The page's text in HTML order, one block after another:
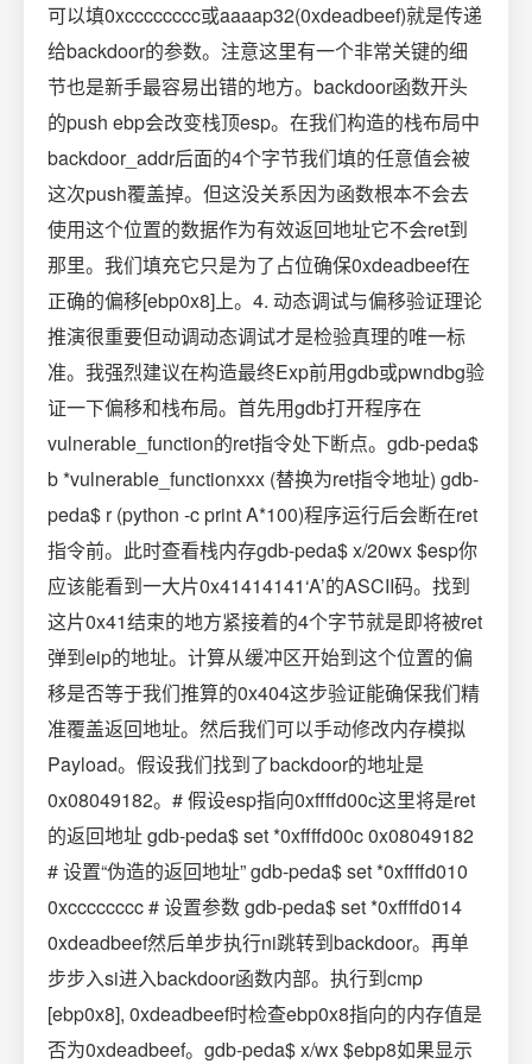
可以填0xcccccccc或aaaap32(0xdeadbeef)就是传递
给backdoor的参数。注意这里有一个非常关键的细
节也是新手最容易出错的地方。backdoor函数开头
的push ebp会改变栈顶esp。在我们构造的栈布局中
backdoor_addr后面的4个字节我们填的任意值会被
这次push覆盖掉。但这没关系因为函数根本不会去
使用这个位置的数据作为有效返回地址它不会ret到
那里。我们填充它只是为了占位确保0xdeadbeef在
正确的偏移[ebp0x8]上。4. 动态调试与偏移验证理论
推演很重要但动调动态调试才是检验真理的唯一标
准。我强烈建议在构造最终Exp前用gdb或pwndbg验
证一下偏移和栈布局。首先用gdb打开程序在
vulnerable_function的ret指令处下断点。gdb-peda$
b *vulnerable_functionxxx (替换为ret指令地址) gdb-
peda$ r (python -c print A*100)程序运行后会断在ret
指令前。此时查看栈内存gdb-peda$ x/20wx $esp你
应该能看到一大片0x41414141‘A’的ASCII码。找到
这片0x41结束的地方紧接着的4个字节就是即将被ret
弹到eip的地址。计算从缓冲区开始到这个位置的偏
移是否等于我们推算的0x404这步验证能确保我们精
准覆盖返回地址。然后我们可以手动修改内存模拟
Payload。假设我们找到了backdoor的地址是
0x08049182。# 假设esp指向0xffffd00c这里将是ret
的返回地址 gdb-peda$ set *0xffffd00c 0x08049182
# 设置“伪造的返回地址” gdb-peda$ set *0xffffd010
0xcccccccc # 设置参数 gdb-peda$ set *0xffffd014
0xdeadbeef然后单步执行ni跳转到backdoor。再单
步步入si进入backdoor函数内部。执行到cmp
[ebp0x8], 0xdeadbeef时检查ebp0x8指向的内存值是
否为0xdeadbeef。gdb-peda$ x/wx $ebp8如果显示